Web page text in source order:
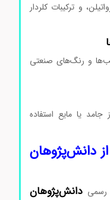
و ترکیبات کلردار
و رنگ‌های صنعتی
یا مایع استفاده
دانش‌پژوهان
دانش‌پژوهان